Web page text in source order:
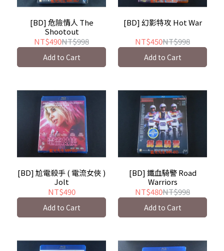
[BD] 危險情人 The
Shootout
NT$490NT$998
Add to Cart
[BD] 幻影特攻 Hot War
NT$450NT$998
Add to Cart
[BD] 尬電殺手 ( 電流女俠 )
Jolt
NT$490
Add to Cart
[BD] 鐵血騎警 Road
Warriors
NT$480NT$998
Add to Cart